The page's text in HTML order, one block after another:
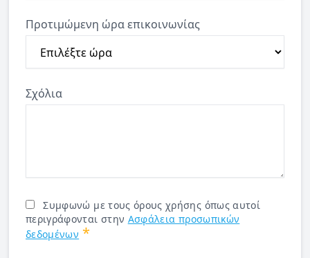
Προτιμώμενη ώρα επικοινωνίας
Σχόλια
Συμφωνώ με τους όρους χρήσης όπως αυτοί
περιγράφονται στην Ασφάλεια προσωπικών
δεδομένων *